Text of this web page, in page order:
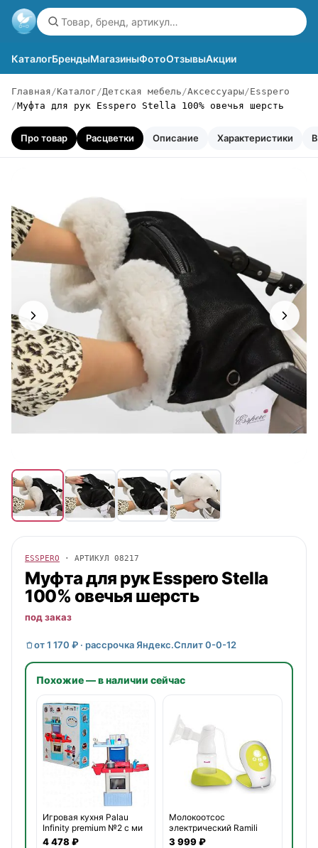
КаталогБрендыМагазиныФотоОтзывыАкции
Главная Каталог Детская мебель Аксессуары Esspero
Муфта для рук Esspero Stella 100% овечья шерсть
Про товар Расцветки Описание Характеристики
ESSPERO · АРТИКУЛ 08217
Муфта для рукEssperoStella
100% овечья шерсть
под заказ
от 1 170 ₽ · рассрочка Яндекс.Сплит 0-0-12
Похожие — в наличии сейчас
Игровая кухня Palau
Infinity premium №2 с ми
4 478 ₽
Молокоотсос
электрический Ramili
Single Elec
3 999 ₽